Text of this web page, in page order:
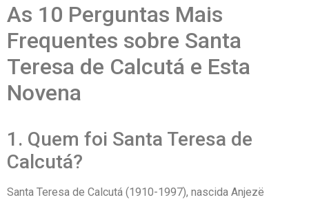
As 10 Perguntas Mais
Frequentes sobre Santa
Teresa de Calcutá e Esta
Novena
1. Quem foi Santa Teresa de
Calcutá?
Santa Teresa de Calcutá (1910-1997), nascida Anjezë